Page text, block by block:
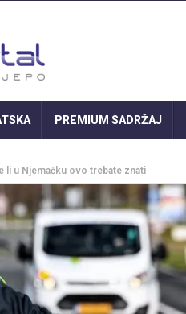
PREMIUM SADRŽAJ
li u Njemačku ovo trebate znati